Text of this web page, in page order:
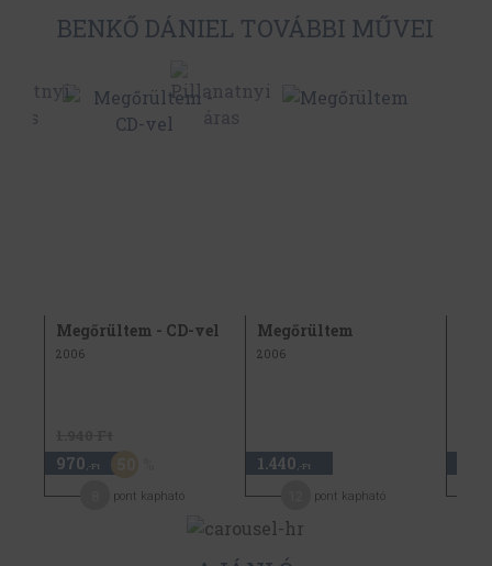
BENKŐ DÁNIEL TOVÁBBI MŰVEI
Megőrültem - CD-vel
2006
970 ,-Ft
pont kapható
Megőrültem
2006
1.440 ,-Ft
pont kapható